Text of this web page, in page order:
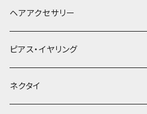
ヘアアクセサリー
ヘアクリップ
ヘッドドレス・カチューシャ
ピアス・イヤリング
ネクタイ